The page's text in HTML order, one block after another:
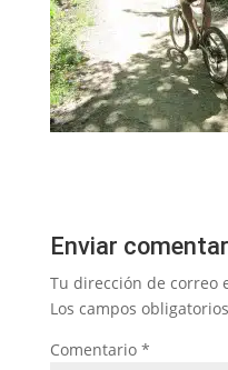
Enviar
Tu dirección de correo
Los campos
Comentario *